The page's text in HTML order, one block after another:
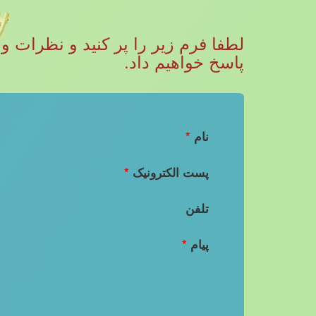
پاسخ خواهیم داد.
نام *
پست الکترونیک *
تلفن
پیام *